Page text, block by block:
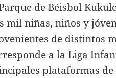
de Béisbol
mil niñas, niños y
de distintos
a la Liga
plataformas